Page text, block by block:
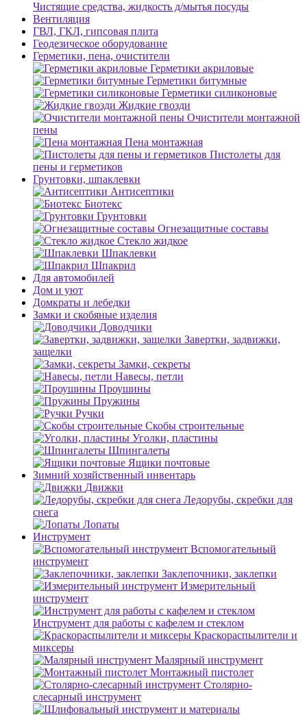
Чистящие средства, жидкость д/мытья посуды
Вентиляция
ГВЛ, ГКЛ, гипсовая плита
Геодезическое оборудование
Герметики, пена, очистители
Герметики акриловые
Герметики битумные
Герметики силиконовые
Жидкие гвозди
Очистители монтажной
пены
Пена монтажная
Пистолеты для
пены и герметиков
Грунтовки, шпаклевки
Антисептики
Биотекс
Грунтовки
Огнезащитные составы
Стекло жидкое
Шпаклевки
Шпакрил
Для автомобилей
Дом и уют
Домкраты и лебедки
Замки и скобяные изделия
Доводчики
Завертки, задвижки,
защелки
Замки, секреты
Навесы, петли
Проушины
Пружины
Ручки
Скобы строительные
Уголки, пластины
Шпингалеты
Ящики почтовые
Зимний хозяйственный инвентарь
Движки
Ледорубы, скребки для
снега
Лопаты
Инструмент
Вспомогательный
инструмент
Заклепочники, заклепки
Измерительный
инструмент
Инструмент для работы с кафелем и стеклом
Краскораспылители и
миксеры
Малярный инструмент
Монтажный пистолет
Столярно-
слесарный инструмент